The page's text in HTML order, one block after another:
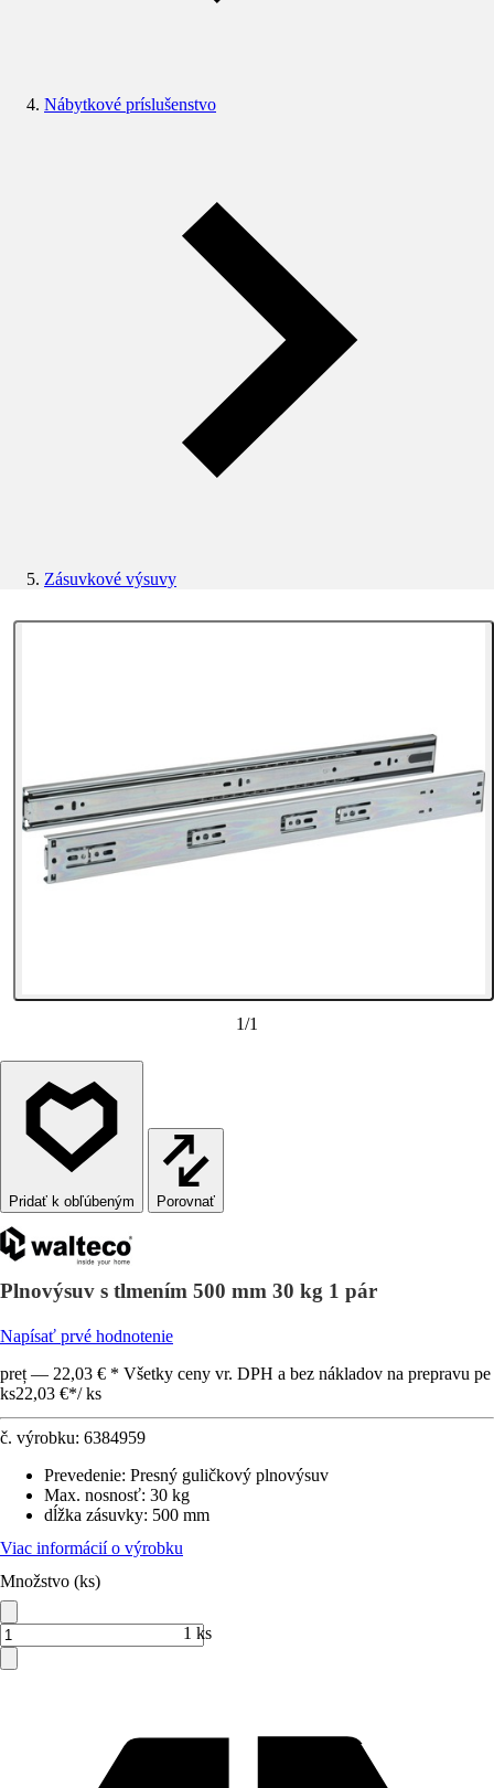
Nábytkové príslušenstvo
Zásuvkové výsuvy
1/1
Porovnať
Plnovýsuv s tlmením 500 mm 30 kg 1 pár
Napísať prvé hodnotenie
preț — 22,03 € * Všetky ceny vr. DPH a bez nákladov na prepravu pe
ks22,03 €*/ ks
č. výrobku: 6384959
Prevedenie: Presný guličkový plnovýsuv
Max. nosnosť: 30 kg
dĺžka zásuvky: 500 mm
Viac informácií o výrobku
Množstvo (ks)
1 ks